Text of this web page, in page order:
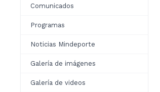
Comunicados
Programas
Noticias Mindeporte
Galería de imágenes
Galería de videos